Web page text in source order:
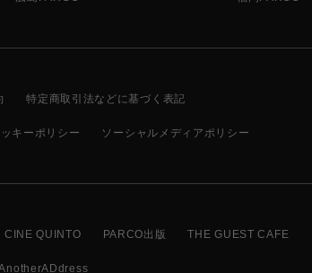
特定商取引法などに基づく表記
ッキーポリシー ソーシャルメディアポリシー
CINE QUINTO PARCO出版 THE GUEST CAFE